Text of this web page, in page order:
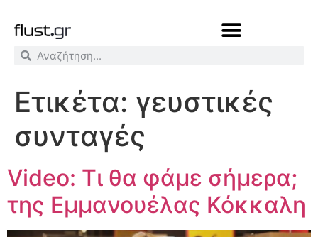
Ετικέτα: γευστικές
συνταγές
Video: Τι θα φάμε σήμερα;
της Εμμανουέλας Κόκκαλη